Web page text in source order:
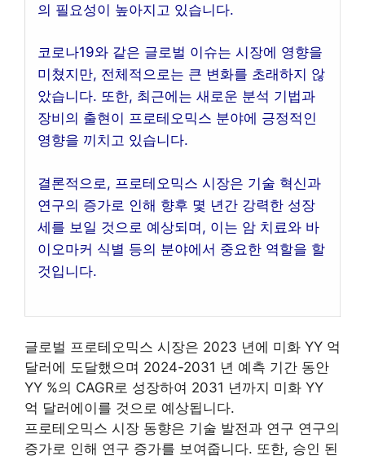
의 필요성이 높아지고 있습니다.
코로나19와 같은 글로벌 이슈는 시장에 영향을
미쳤지만, 전체적으로는 큰 변화를 초래하지 않
았습니다. 또한, 최근에는 새로운 분석 기법과
장비의 출현이 프로테오믹스 분야에 긍정적인
영향을 끼치고 있습니다.
결론적으로, 프로테오믹스 시장은 기술 혁신과
연구의 증가로 인해 향후 몇 년간 강력한 성장
세를 보일 것으로 예상되며, 이는 암 치료와 바
이오마커 식별 등의 분야에서 중요한 역할을 할
것입니다.
글로벌 프로테오믹스 시장은 2023 년에 미화 YY 억
달러에 도달했으며 2024-2031 년 예측 기간 동안
YY %의 CAGR로 성장하여 2031 년까지 미화 YY
억 달러에이를 것으로 예상됩니다.
프로테오믹스 시장 동향은 기술 발전과 연구 연구의
증가로 인해 연구 증가를 보여줍니다. 또한, 승인 된